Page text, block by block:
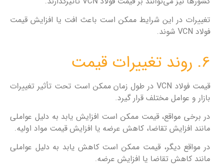
تغییرات در این شرایط ممکن است باعث افت یا افزایش قیمت
فولاد VCN شوند.
6. روند تغییرات قیمت
قیمت فولاد VCN در طول زمان ممکن است تحت تأثیر تغییرات
بازار و عوامل مختلف قرار گیرد.
در برخی مواقع، قیمت ممکن است افزایش یابد به دلیل عواملی
مانند افزایش تقاضا، کاهش عرضه یا افزایش قیمت مواد اولیه.
در مواقع دیگر، قیمت ممکن است کاهش یابد به دلیل عواملی
مانند کاهش تقاضا یا افزایش عرضه.